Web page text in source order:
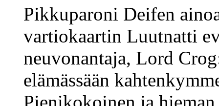
Pikkuparoni Deifen
vartiokaartin Luutnatti
neuvonantaja, Lord
elämässään
Pienikokoinen ja